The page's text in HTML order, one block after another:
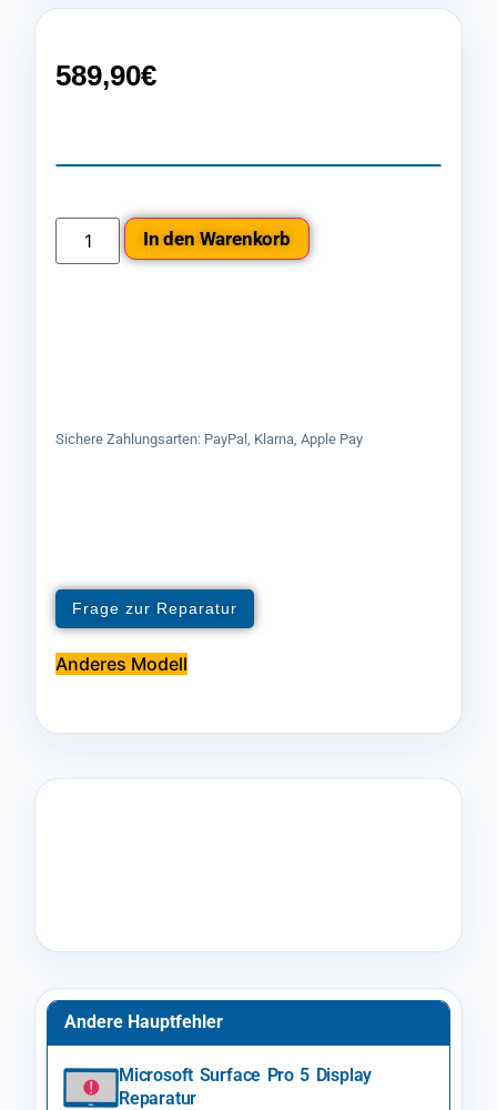
589,90€
In den Warenkorb
Sichere Zahlungsarten: PayPal, Klarna, Apple Pay
Frage zur Reparatur
Anderes Modell
Andere Hauptfehler
Microsoft Surface Pro 5 Display
Reparatur